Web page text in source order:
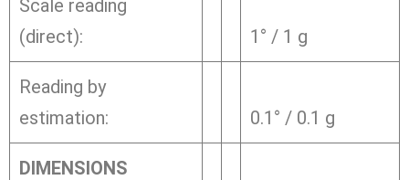
Scale reading
(direct):
1° / 1 g
Reading by
estimation:
0.1° / 0.1 g
DIMENSIONS